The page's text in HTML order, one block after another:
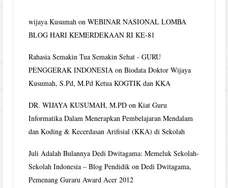
wijaya Kusumah onWEBINAR NASIONAL LOMBA
BLOG HARI KEMERDEKAAN RI KE-81
Rahasia Semakin Tua Semakin Sehat - GURU
PENGGERAK INDONESIA onBiodata Doktor Wijaya
Kusumah, S.Pd, M.Pd Ketua KOGTIK dan KKA
DR. WIJAYA KUSUMAH, M.PD onKiat Guru
Informatika Dalam Menerapkan Pembelajaran Mendalam
dan Koding & Kecerdasan Arifisial (KKA) di Sekolah
Juli Adalah Bulannya Dedi Dwitagama: Memeluk Sekolah-
Sekolah Indonesia – Blog Pendidik onDedi Dwitagama,
Pemenang Guraru Award Acer 2012